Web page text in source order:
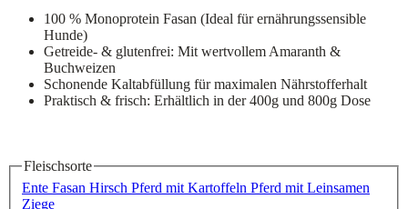
100 % Monoprotein Fasan (Ideal für ernährungssensible
Hunde)
Getreide- & glutenfrei: Mit wertvollem Amaranth &
Buchweizen
Schonende Kaltabfüllung für maximalen Nährstofferhalt
Praktisch & frisch: Erhältlich in der 400g und 800g Dose
Fleischsorte
Ente Fasan Hirsch Pferd mit Kartoffeln Pferd mit Leinsamen
Ziege